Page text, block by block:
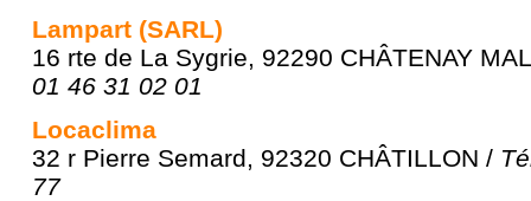
Lampart (SARL)
16 rte de La Sygrie, 92290 CHÂTENAY
01 46 31 02 01
Locaclima
32 r Pierre Semard, 92320 CHÂTILLON /
77